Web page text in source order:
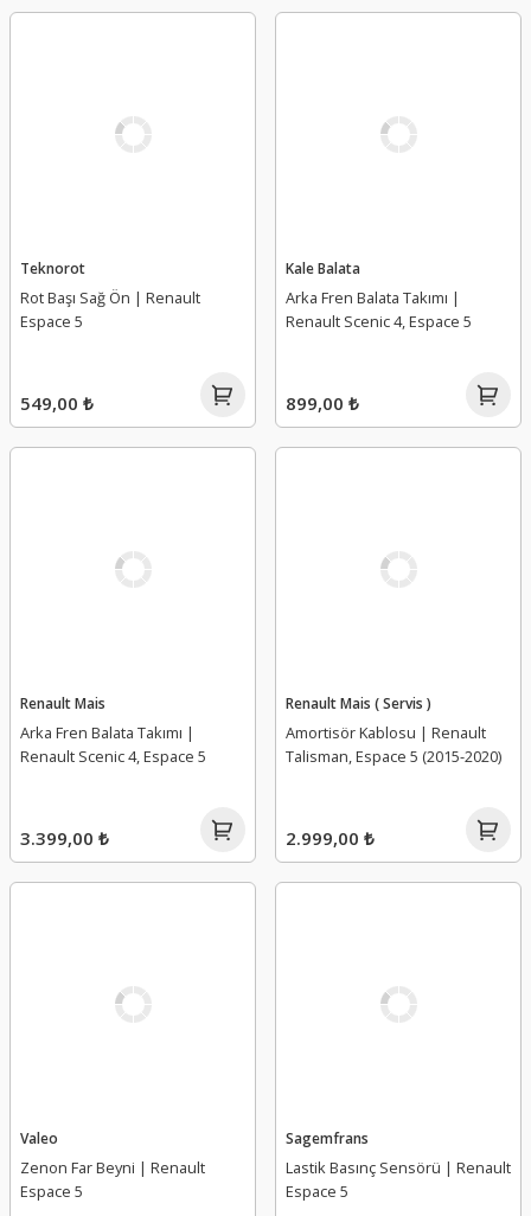
Teknorot
Rot Başı Sağ Ön | Renault
Espace 5
549,00 ₺
Kale Balata
Arka Fren Balata Takımı |
Renault Scenic 4, Espace 5
899,00 ₺
Renault Mais
Arka Fren Balata Takımı |
Renault Scenic 4, Espace 5
3.399,00 ₺
Renault Mais ( Servis )
Amortisör Kablosu | Renault
Talisman, Espace 5 (2015-2020)
2.999,00 ₺
Valeo
Zenon Far Beyni | Renault
Espace 5
Sagemfrans
Lastik Basınç Sensörü | Renault
Espace 5